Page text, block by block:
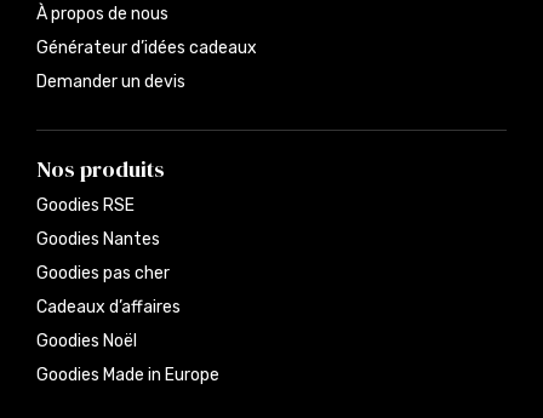
À propos de nous
Générateur d’idées cadeaux
Demander un devis
Nos produits
Goodies RSE
Goodies Nantes
Goodies pas cher
Cadeaux d’affaires
Goodies Noël
Goodies Made in Europe